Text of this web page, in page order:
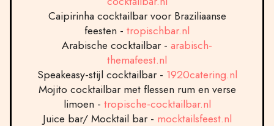
Caipirinha cocktailbar voor Braziliaanse
feesten - tropischbar.nl
Arabische cocktailbar - arabisch-
themafeest.nl
Speakeasy-stijl cocktailbar - 1920catering.nl
Mojito cocktailbar met flessen rum en verse
limoen - tropische-cocktailbar.nl
Juice bar/ Mocktail bar - mocktailsfeest.nl